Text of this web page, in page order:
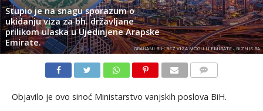
Stupio je na snagu sporazum o
ukidanju viza za bh. državljane
prilikom ulaska u Ujedinjene Arapske
Emirate.
GRAĐANI BIH BEZ VIZA MOGU U EMIRATE - BIZNIS.BA
Objavilo je ovo sinoć Ministarstvo vanjskih poslova BiH.